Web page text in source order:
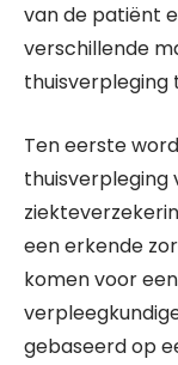
van de patiënt
verschillende
thuisverpleging
Ten eerste
thuisverpleging
een erkende
komen voor
gebaseerd op